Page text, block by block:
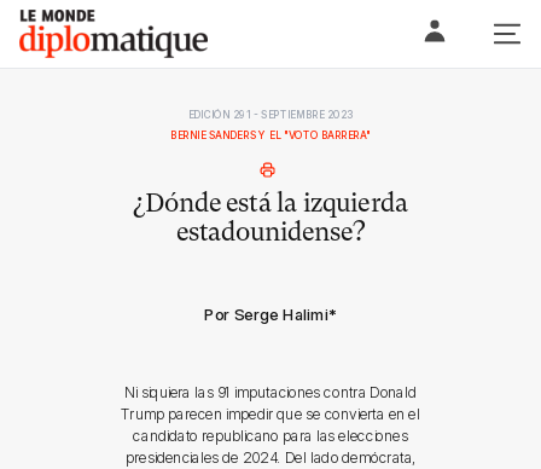
Skip
content
Le monde diplomatique
EDICIÓN 291 - SEPTIEMBRE 2023
BERNIE SANDERS Y EL "VOTO BARRERA"
¿Dónde está la izquierda
estadounidense?
Por Serge Halimi*
Ni siquiera las 91 imputaciones contra Donald
Trump parecen impedir que se convierta en el
candidato republicano para las elecciones
presidenciales de 2024. Del lado demócrata,